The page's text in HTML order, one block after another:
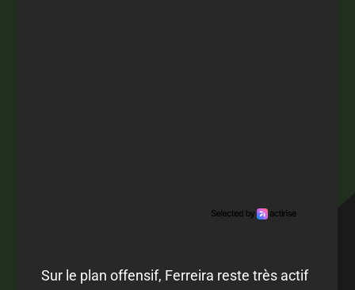
Sur le plan offensif, Ferreira reste très actif